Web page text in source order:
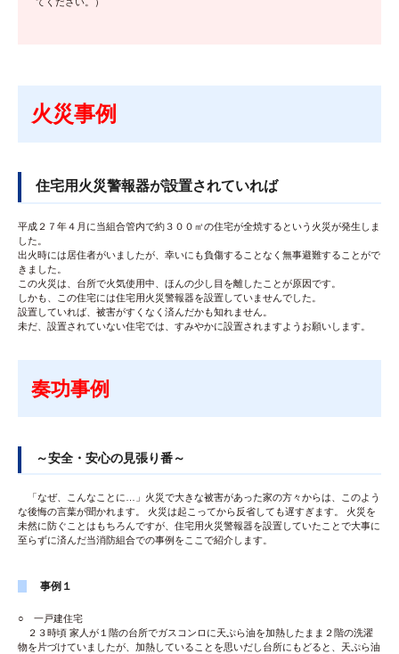
火災事例
住宅用火災警報器が設置されていれば
平成２７年４月に当組合管内で約３００㎡の住宅が全焼するという火災が発生しま
した。
出火時には居住者がいましたが、幸いにも負傷することなく無事避難することがで
きました。
この火災は、台所で火気使用中、ほんの少し目を離したことが原因です。
しかも、この住宅には住宅用火災警報器を設置していませんでした。
設置していれば、被害がすくなく済んだかも知れません。
未だ、設置されていない住宅では、すみやかに設置されますようお願いします。
奏功事例
～安全・安心の見張り番～
「なぜ、こんなことに…」火災で大きな被害があった家の方々からは、このよう
な後悔の言葉が聞かれます。 火災は起こってから反省しても遅すぎます。 火災を
未然に防ぐことはもちろんですが、住宅用火災警報器を設置していたことで大事に
至らずに済んだ当消防組合での事例をここで紹介します。
事例１
○ 一戸建住宅
２３時頃 家人が１階の台所でガスコンロに天ぷら油を加熱したまま２階の洗濯
物を片づけていましたが、加熱していることを思いだし台所にもどると、天ぷら油